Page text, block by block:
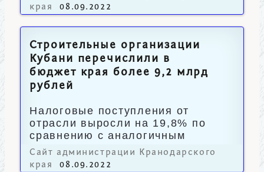
края
08.09.2022
Строительные организации
Кубани перечислили в
бюджет края более 9,2 млрд
рублей
Налоговые поступления от
отрасли выросли на 19,8% по
сравнению с аналогичным
периодом прошлого года.
Сайт администрации Кранодарского
края
08.09.2022